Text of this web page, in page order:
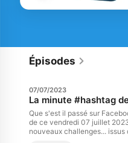
Épisodes
07/07/2023
La minute #hashtag
Que s'est il passé sur
de ce vendredi 07 juillet
nouveaux challenges... issus